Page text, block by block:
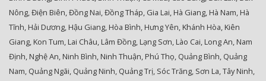
Nông, Điện Biên, Đồng Nai, Đồng Tháp, Gia Lai, Hà Giang, Hà Nam, Hà
Tĩnh, Hải Dương, Hậu Giang, Hòa Bình, Hưng Yên, Khánh Hòa, Kiên
Giang, Kon Tum, Lai Châu, Lâm Đồng, Lạng Sơn, Lào Cai, Long An, Nam
Định, Nghệ An, Ninh Bình, Ninh Thuận, Phú Thọ, Quảng Bình, Quảng
Nam, Quảng Ngãi, Quảng Ninh, Quảng Trị, Sóc Trăng, Sơn La, Tây Ninh,